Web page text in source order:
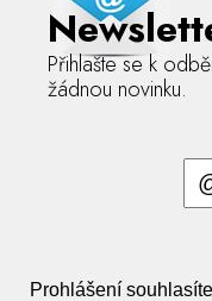
Přihlašte se k
žádnou novinku.
Prohlášení